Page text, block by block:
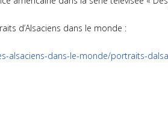
d’Alsaciens dans le monde :
alsaciens-dans-le-monde/portraits-